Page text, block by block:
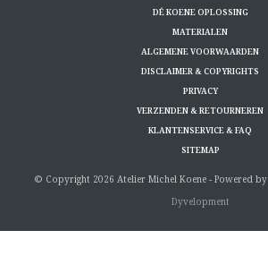
DÉ KOENE OPLOSSING
MATERIALEN
ALGEMENE VOORWAARDEN
DISCLAIMER & COPYRIGHTS
PRIVACY
VERZENDEN & RETOURNEREN
KLANTENSERVICE & FAQ
SITEMAP
© Copyright 2026 Atelier Michel Koene - Powered by
Dyvelopment